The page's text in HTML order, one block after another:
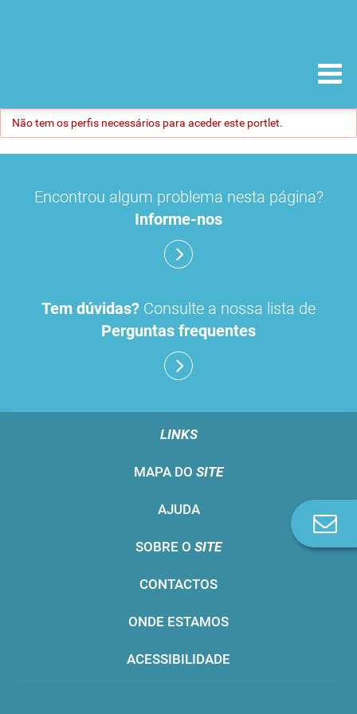
Não tem os perfis necessários para aceder este portlet.
Encontrou algum problema nesta página?
Informe-nos
Tem dúvidas? Consulte a nossa lista de
Perguntas frequentes
LINKS
MAPA DO SITE
AJUDA
SOBRE O SITE
CONTACTOS
ONDE ESTAMOS
ACESSIBILIDADE